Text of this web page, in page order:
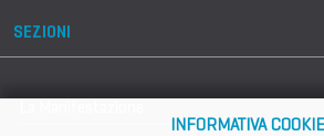
SEZIONI
INFORMATIVA COOKIE